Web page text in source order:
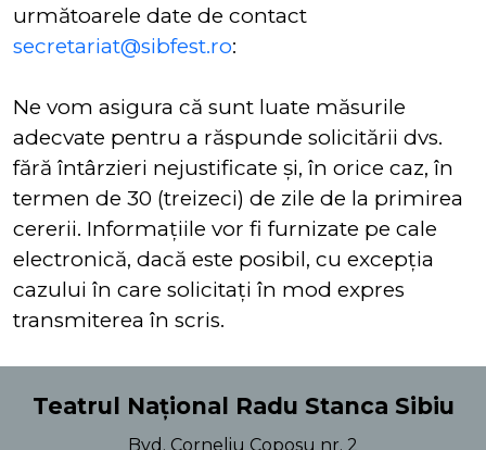
următoarele date de contact
secretariat@sibfest.ro:
Ne vom asigura că sunt luate măsurile
adecvate pentru a răspunde solicitării dvs.
fără întârzieri nejustificate și, în orice caz, în
termen de 30 (treizeci) de zile de la primirea
cererii. Informațiile vor fi furnizate pe cale
electronică, dacă este posibil, cu excepția
cazului în care solicitați în mod expres
transmiterea în scris.
Teatrul Național Radu Stanca Sibiu
Bvd. Corneliu Coposu nr. 2